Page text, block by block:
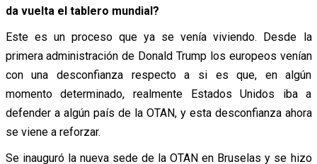
da vuelta el tablero mundial?
Este es un proceso que ya se venía viviendo. Desde la
primera administración de Donald Trump los europeos venían
con una desconfianza respecto a si es que, en algún
momento determinado, realmente Estados Unidos iba a
defender a algún país de la OTAN, y esta desconfianza ahora
se viene a reforzar.
Se inauguró la nueva sede de la OTAN en Bruselas y se hizo